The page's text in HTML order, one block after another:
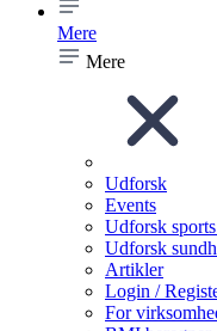
Mere
Mere
Udforsk
Events
Udforsk
Udforsk
Artikler
Login /
For